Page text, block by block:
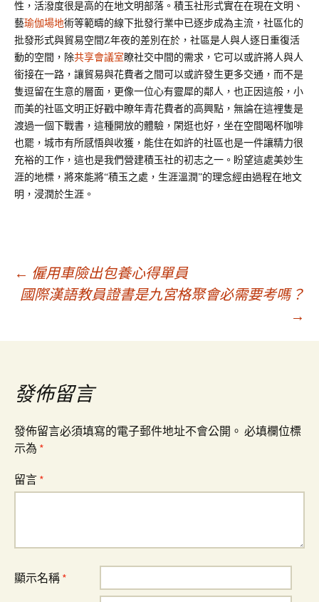
性，活潑度很是高的在地文明部落。 積玉社形式實在在現在文明、
藝瑜伽場地術等範疇的線下批發行業中已逐步成為主流，社區化的
批發形式與貿易空間Z年夜的差別在於，社區是人與人逐日重復活
動的空間，除共享會議室 瞭社交中間的需求，它可以或許將人與人
銜接在一路，讓貿易與花費者之間可以或許發生更多交通，而不是
隻逗留在生意的層面，更像一位心有靈犀的鄰人，也正因這般，小
而美的社區文明正好戳中瞭年青花費者的高興點，無論在這裡隻是
渡過一個下戰書，這種開放的體驗，閑逛也好，坐在空間喝杯咖啡
也罷，城市有所感悟與收獲，能住在如許的社區也是一件讓精力很
充裕的工作，這也是我們營建積玉社的初志之一。 盼望這處美妙生
涯的地標，將來能將“積玉之處，生涯溫潤”的理念經由過程在地文
明，浸潤於生涯。
文
導
覽
← 僱用車險出包養心得單員
國際漢語教員證書是九宮格聚會必需要考嗎？
→
發佈留言
發佈留言必須填寫的電子郵件地址不會公開。 必填欄位標
示為 *
留言 *
顯示名稱 *